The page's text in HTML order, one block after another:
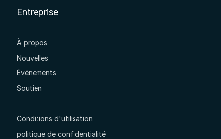
Entreprise
À propos
Nouvelles
Événements
Soutien
Conditions d'utilisation
politique de confidentialité